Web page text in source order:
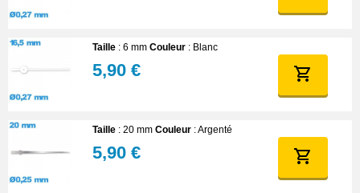
Taille : 6 mm Couleur : Blanc
5,90 €
Taille : 20 mm Couleur : Argenté
5,90 €